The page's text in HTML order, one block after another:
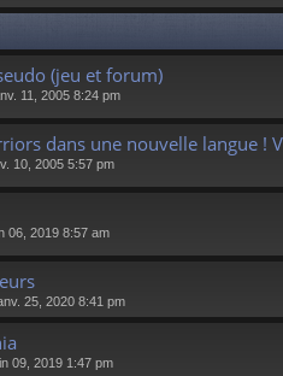
(jeu et forum)
11, 2005 8:24 pm
dans une nouvelle langue !
10, 2005 5:57 pm
06, 2019 8:57 am
25, 2020 8:41 pm
09, 2019 1:47 pm